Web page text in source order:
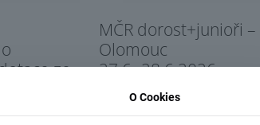
ze
pro
MČR dorost+junioři –
Olomouc
27.6.-28.6.2026
O Cookies